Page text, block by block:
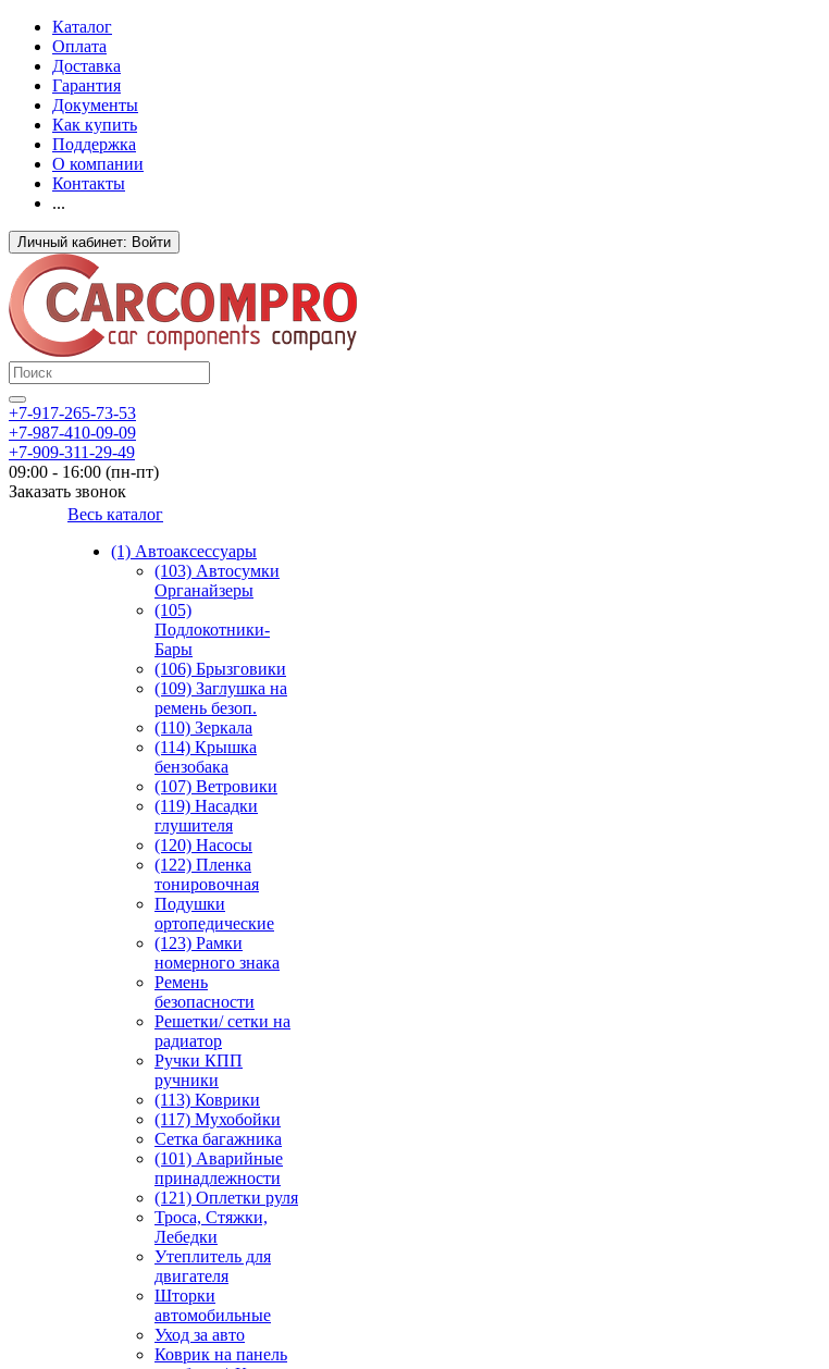
Каталог
Оплата
Доставка
Гарантия
Документы
Как купить
Поддержка
О компании
Контакты
...
Личный кабинет: Войти
+7-917-265-73-53
+7-987-410-09-09
+7-909-311-29-49
09:00 - 16:00 (пн-пт)
Заказать звонок
Весь каталог
(1) Автоаксессуары
(103) Автосумки
Органайзеры
(105)
Подлокотники-
Бары
(106) Брызговики
(109) Заглушка на
ремень безоп.
(110) Зеркала
(114) Крышка
бензобака
(107) Ветровики
(119) Насадки
глушителя
(120) Насосы
(122) Пленка
тонировочная
Подушки
ортопедические
(123) Рамки
номерного знака
Ремень
безопасности
Решетки/ сетки на
радиатор
Ручки КПП
ручники
(113) Коврики
(117) Мухобойки
Сетка багажника
(101) Аварийные
принадлежности
(121) Оплетки руля
Троса, Стяжки,
Лебедки
Утеплитель для
двигателя
Шторки
автомобильные
Уход за авто
Коврик на панель